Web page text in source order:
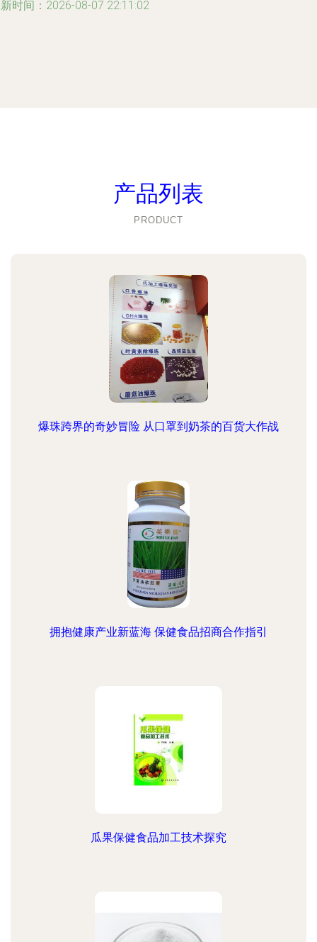
时间：2026-08-07 22:11:02
产品列表
PRODUCT
爆珠跨界的奇妙冒险 从口罩到奶茶的百货大作战
拥抱健康产业新蓝海 保健食品招商合作指引
瓜果保健食品加工技术探究